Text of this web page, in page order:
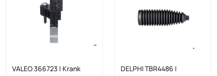
VALEO 366723 | Krank
DELPHI TBR4486 |